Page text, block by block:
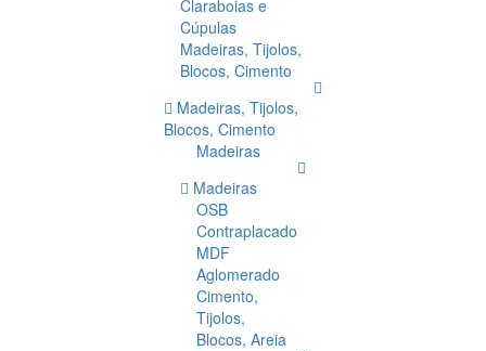
Claraboias e
Cúpulas
Madeiras, Tijolos,
Blocos, Cimento
Madeiras, Tijolos,
Blocos, Cimento
Madeiras
Madeiras
OSB
Contraplacado
MDF
Aglomerado
Cimento,
Tijolos,
Blocos, Areia